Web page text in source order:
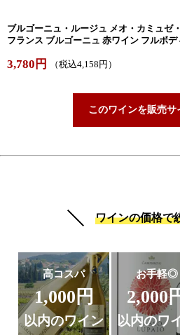
ブルゴーニュ・ルージュ メオ・カミュゼ
フランス ブルゴーニュ 赤ワイン フルボデ
3,780円 （税込4,158円）
このワインを販売サ
ワインの価格で
高コスパ
1,000円
以内のワイン
お手軽◎
2,000
以内のワ